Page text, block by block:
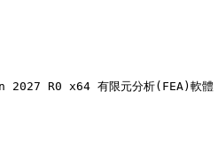
R0 x64 有限元分析(FEA)軟體